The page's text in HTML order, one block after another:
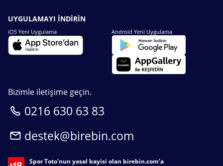
UYGULAMAYI İNDİRİN
iOS Yeni Uygulama Android Yeni Uygulama
Bizimle iletişime geçin.
0216 630 63 83
destek@birebin.com
Spor Toto'nun yasal bayisi olan birebin.com’a